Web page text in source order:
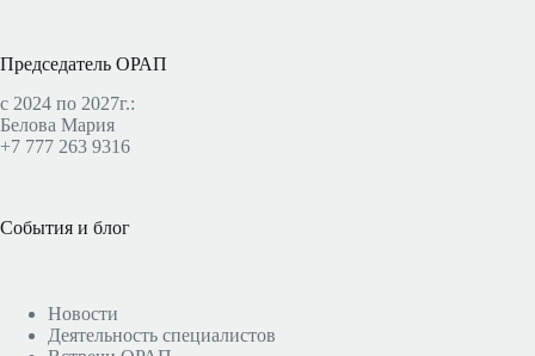
Председатель ОРАП
с 2024 по 2027г.:
Белова Мария
+7 777 263 9316
События и блог
Новости
Деятельность специалистов